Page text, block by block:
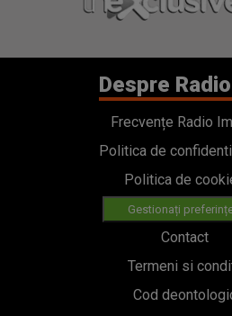
Despre
Frecvențe Radio
Politica de
Politica de
Gestionați
Contact
Termeni si
Cod